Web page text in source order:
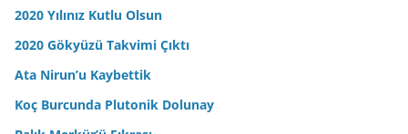
2020 Yılınız Kutlu Olsun
2020 Gökyüzü Takvimi Çıktı
Ata Nirun’u Kaybettik
Koç Burcunda Plutonik Dolunay